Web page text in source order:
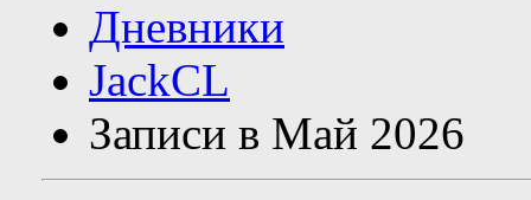
Дневники
JackCL
Записи в Май 2026